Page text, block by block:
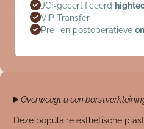
JCI-gecertificeerd
VIP Transfer
Pre- en postoperatieve
Overweegt u een
Deze populaire esthetische